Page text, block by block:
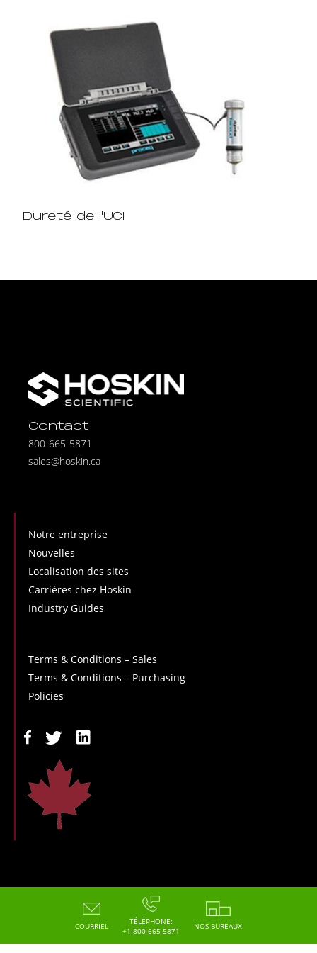
Dureté de l'UCI
Contact
800-665-5871
sales@hoskin.ca
Notre entreprise
Nouvelles
Localisation des sites
Carrières chez Hoskin
Industry Guides
Terms & Conditions – Sales
Terms & Conditions – Purchasing
Policies
Copyright - 2026 - Hoskin Scientific
COURRIEL
TÉLÉPHONE:
+1-800-665-5871
NOS BUREAUX